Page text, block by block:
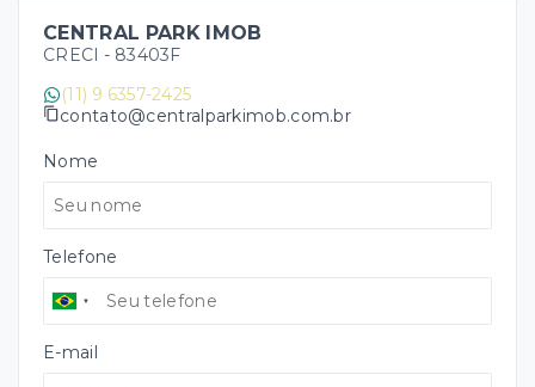
CENTRAL PARK IMOB
CRECI - 83403F
(11) 9 6357-2425
contato@centralparkimob.com.br
Nome
Telefone
E-mail